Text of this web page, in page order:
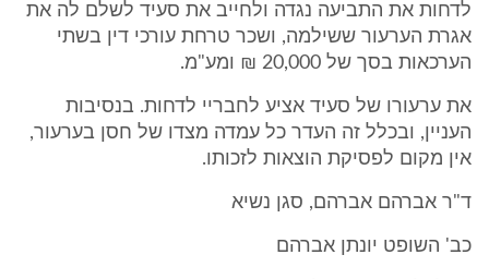
לדחות את התביעה נגדה ולחייב את סעיד לשלם לה את
אגרת הערעור ששילמה, ושכר טרחת עורכי דין בשתי
הערכאות בסך של 20,000 ₪ ומע"מ.
את ערעורו של סעיד אציע לחבריי לדחות. בנסיבות
העניין, ובכלל זה העדר כל עמדה מצדו של חסן בערעור,
אין מקום לפסיקת הוצאות לזכותו.
ד"ר אברהם אברהם, סגן נשיא
כב' השופט יונתן אברהם